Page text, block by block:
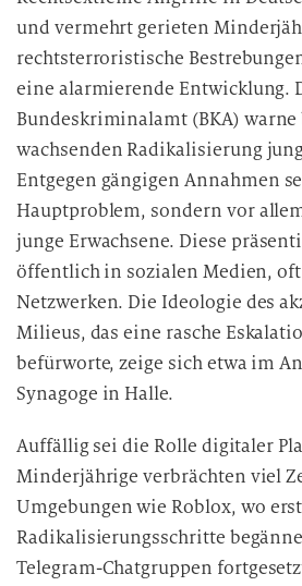
und vermehrt gerieten
rechtsterroristische
eine alarmierende Entwicklung.
Bundeskriminalamt (BKA)
wachsenden Radikalisierung
Entgegen gängigen Annahmen
Hauptproblem, sondern vor
junge Erwachsene. Diese
öffentlich in sozialen Medien,
Netzwerken. Die Ideologie des
Milieus, das eine rasche
befürworte, zeige sich etwa im
Synagoge in Halle.
Auffällig sei die Rolle digitaler
Minderjährige verbrächten viel
Umgebungen wie Roblox, wo
Radikalisierungsschritte
Telegram-Chatgruppen